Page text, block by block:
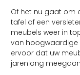
Of het nu gaat om
tafel of een
meubels weer in
van hoogwaardige
ervoor dat uw
jarenlang